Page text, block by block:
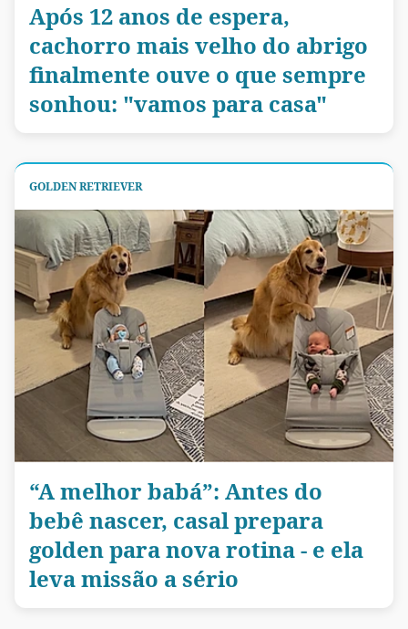
Após 12 anos de espera,
cachorro mais velho do abrigo
finalmente ouve o que sempre
sonhou: "vamos para casa"
GOLDEN RETRIEVER
“A melhor babá”: Antes do
bebê nascer, casal prepara
golden para nova rotina - e ela
leva missão a sério